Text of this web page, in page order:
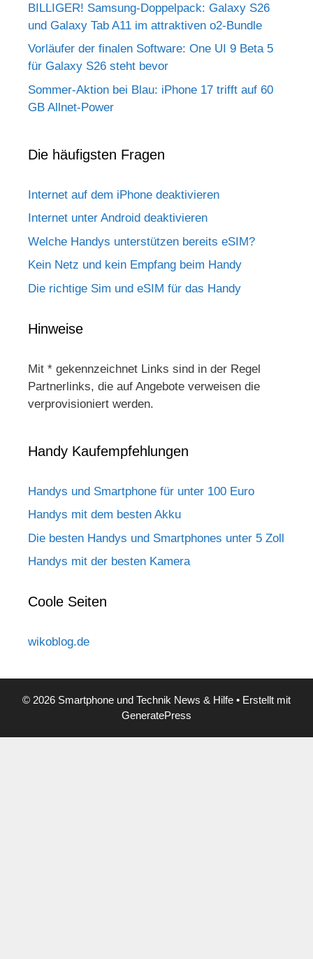
BILLIGER! Samsung-Doppelpack: Galaxy S26
und Galaxy Tab A11 im attraktiven o2-Bundle
Vorläufer der finalen Software: One UI 9 Beta 5
für Galaxy S26 steht bevor
Sommer-Aktion bei Blau: iPhone 17 trifft auf 60
GB Allnet-Power
Die häufigsten Fragen
Internet auf dem iPhone deaktivieren
Internet unter Android deaktivieren
Welche Handys unterstützen bereits eSIM?
Kein Netz und kein Empfang beim Handy
Die richtige Sim und eSIM für das Handy
Hinweise
Mit * gekennzeichnet Links sind in der Regel
Partnerlinks, die auf Angebote verweisen die
verprovisioniert werden.
Handy Kaufempfehlungen
Handys und Smartphone für unter 100 Euro
Handys mit dem besten Akku
Die besten Handys und Smartphones unter 5 Zoll
Handys mit der besten Kamera
Coole Seiten
wikoblog.de
© 2026 Smartphone und Technik News & Hilfe • Erstellt mit
GeneratePress